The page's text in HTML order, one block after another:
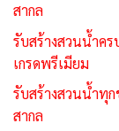
สากล
รับสร้างสวนน้ำคร
เกรดพรีเมียม
รับสร้างสวนน้ำทุ
สากล